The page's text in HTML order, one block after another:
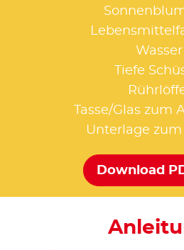
Wasser
Tiefe
Tasse/Glas zum
Unterlage
Download